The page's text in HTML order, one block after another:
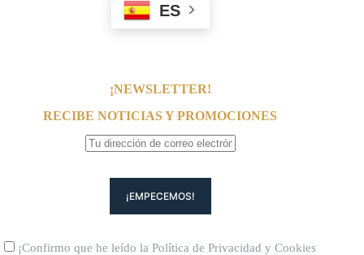
ES
¡NEWSLETTER!
RECIBE NOTICIAS Y PROMOCIONES
¡Confirmo que he leído laPolítica de Privacidad yCookies